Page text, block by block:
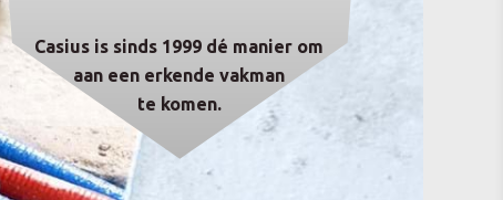
Casius is sinds 1999 dé manier om
aan een erkende vakman
te komen.